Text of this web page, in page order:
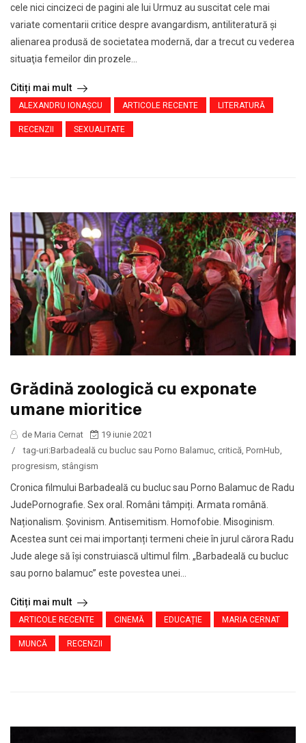
cele nici cincizeci de pagini ale lui Urmuz au suscitat cele mai
variate comentarii critice despre avangardism, antiliteratură şi
alienarea produsă de societatea modernă, dar a trecut cu vederea
situaţia femeilor din prozele...
Citiți mai mult
ALEXANDRU IONAŞCU ARTICOLE RECENTE LITERATURĂ
RECENZII SEXUALITATE
Grădină zoologică cu exponate
umane mioritice
de Maria Cernat
19 iunie 2021
/
tag-uri:Barbadeală cu bucluc sau Porno Balamuc, critică, PornHub,
progresism, stângism
Cronica filmului Barbadeală cu bucluc sau Porno Balamuc de Radu
JudePornografie. Sex oral. Români tâmpiți. Armata română.
Naționalism. Șovinism. Antisemitism. Homofobie. Misoginism.
Acestea sunt cei mai importanți termeni cheie în jurul cărora Radu
Jude alege să își construiască ultimul film. „Barbadeală cu bucluc
sau porno balamuc” este povestea unei...
Citiți mai mult
ARTICOLE RECENTE CINEMĂ EDUCAȚIE MARIA CERNAT
MUNCĂ RECENZII